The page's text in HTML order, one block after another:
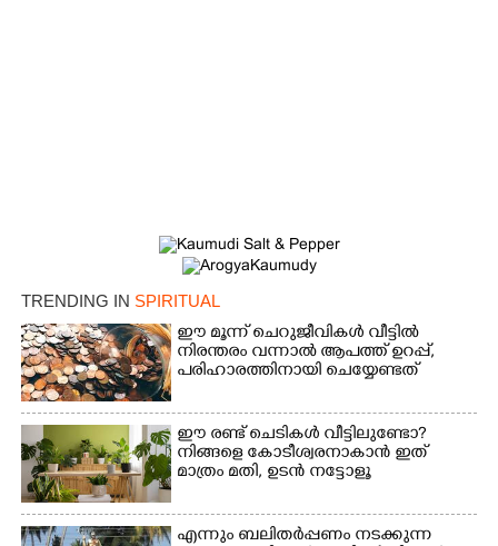
TRENDING IN SPIRITUAL
ഈ മൂന്ന് ചെറുജീവികൾ വീട്ടിൽ
നിരന്തരം വന്നാൽ ആപത്ത് ഉറപ്പ്,​
പരിഹാരത്തിനായി ചെയ്യേണ്ടത്
ഈ രണ്ട് ചെടികൾ വീട്ടിലുണ്ടോ?​
നിങ്ങളെ കോടീശ്വരനാകാൻ ഇത്
മാത്രം മതി,​ ഉടൻ നട്ടോളൂ
എന്നും ബലിതർപ്പണം നടക്കുന്ന